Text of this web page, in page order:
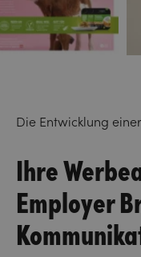
Die Entwicklung
Ihre
Employer